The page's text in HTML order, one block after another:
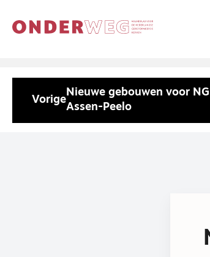
Vorige
Nieuwe gebouwen voor
Assen-Peelo